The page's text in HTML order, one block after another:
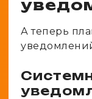
А теперь